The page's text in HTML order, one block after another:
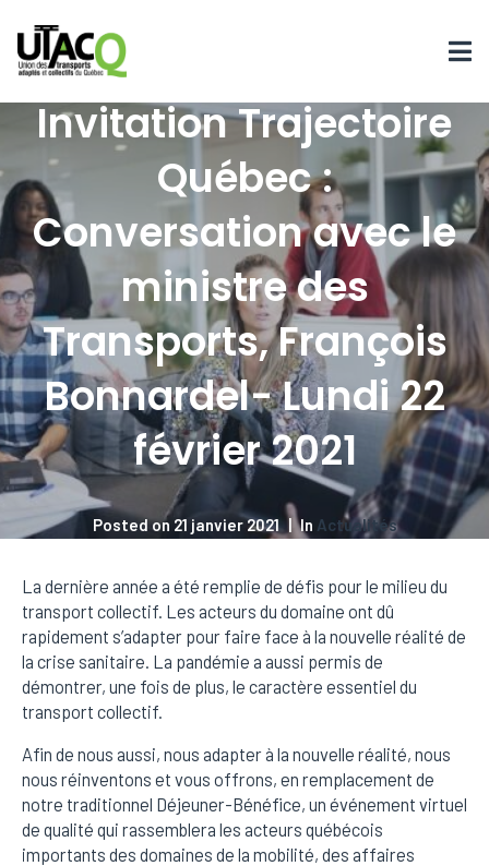
Invitation Trajectoire
Québec :
Conversation avec le
ministre des
Transports, François
Bonnardel- Lundi 22
février 2021
Posted on 21 janvier 2021 In Actualités
La dernière année a été remplie de défis pour le milieu du
transport collectif. Les acteurs du domaine ont dû
rapidement s’adapter pour faire face à la nouvelle réalité de
la crise sanitaire. La pandémie a aussi permis de
démontrer, une fois de plus, le caractère essentiel du
transport collectif.
Afin de nous aussi, nous adapter à la nouvelle réalité, nous
nous réinventons et vous offrons, en remplacement de
notre traditionnel Déjeuner-Bénéfice, un événement virtuel
de qualité qui rassemblera les acteurs québécois
importants des domaines de la mobilité, des affaires